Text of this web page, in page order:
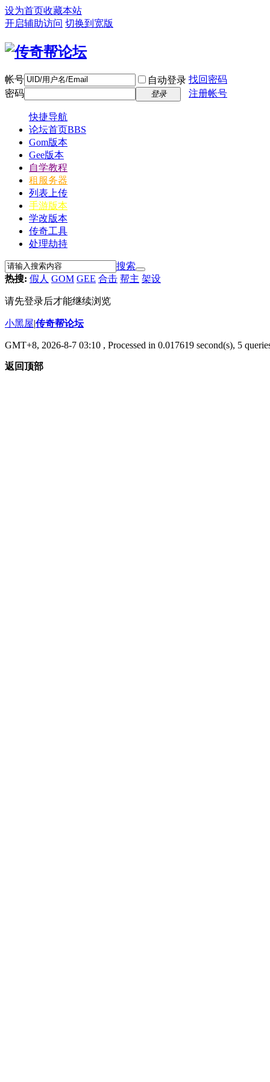
设为首页收藏本站
开启辅助访问 切换到宽版
帐号 自动登录 找回密码
密码
登录 注册帐号
快捷导航
论坛首页BBS
Gom版本
Gee版本
自学教程
租服务器
列表上传
手游版本
学改版本
传奇工具
处理劫持
搜索
热搜: 假人 GOM GEE 合击 帮主 架设
请先登录后才能继续浏览
小黑屋|传奇帮论坛
GMT+8, 2026-8-7 03:10 , Processed in 0.017619 second(s), 5
返回顶部